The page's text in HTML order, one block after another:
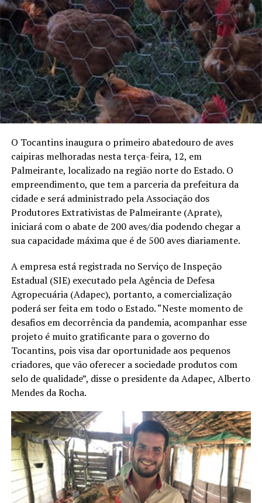
O Tocantins inaugura o primeiro abatedouro de aves
caipiras melhoradas nesta terça-feira, 12, em
Palmeirante, localizado na região norte do Estado. O
empreendimento, que tem a parceria da prefeitura da
cidade e será administrado pela Associação dos
Produtores Extrativistas de Palmeirante (Aprate),
iniciará com o abate de 200 aves/dia podendo chegar a
sua capacidade máxima que é de 500 aves diariamente.
A empresa está registrada no Serviço de Inspeção
Estadual (SIE) executado pela Agência de Defesa
Agropecuária (Adapec), portanto, a comercialização
poderá ser feita em todo o Estado. “Neste momento de
desafios em decorrência da pandemia, acompanhar esse
projeto é muito gratificante para o governo do
Tocantins, pois visa dar oportunidade aos pequenos
criadores, que vão oferecer a sociedade produtos com
selo de qualidade”, disse o presidente da Adapec, Alberto
Mendes da Rocha.